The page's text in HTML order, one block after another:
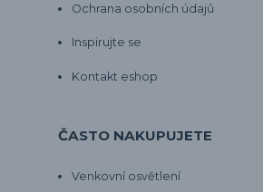
Ochrana osobních údajů
Inspirujte se
Kontakt eshop
ČASTO NAKUPUJETE
Venkovní osvětlení